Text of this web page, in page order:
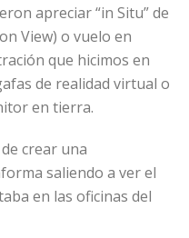
apreciar “in Situ” de
View) o vuelo en
que hicimos en
de realidad virtual o
en tierra.
crear una
saliendo a ver el
en las oficinas del